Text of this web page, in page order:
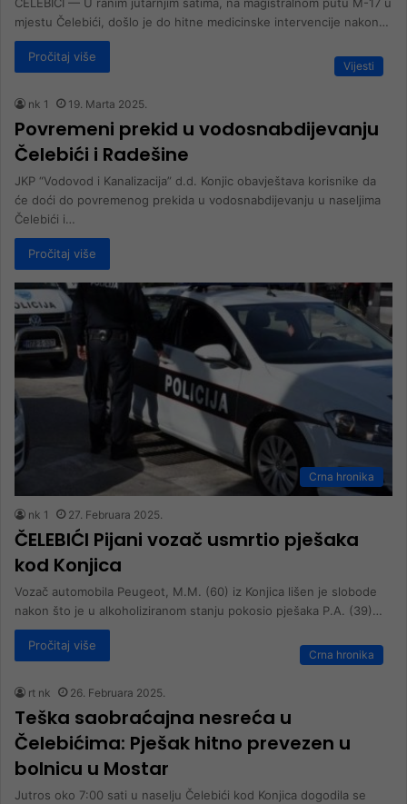
mjestu Čelebići, došlo je do hitne medicinske intervencije nakon…
Pročitaj više
Vijesti
nk 1 19. Marta 2025.
Povremeni prekid u vodosnabdijevanju
Čelebići i Radešine
JKP “Vodovod i Kanalizacija” d.d. Konjic obavještava korisnike da
će doći do povremenog prekida u vodosnabdijevanju u naseljima
Čelebići i…
Pročitaj više
Crna hronika
nk 1 27. Februara 2025.
ČELEBIĆI Pijani vozač usmrtio pješaka
kod Konjica
Vozač automobila Peugeot, M.M. (60) iz Konjica lišen je slobode
nakon što je u alkoholiziranom stanju pokosio pješaka P.A. (39)…
Pročitaj više
Crna hronika
rt nk 26. Februara 2025.
Teška saobraćajna nesreća u
Čelebićima: Pješak hitno prevezen u
bolnicu u Mostar
Jutros oko 7:00 sati u naselju Čelebići kod Konjica dogodila se